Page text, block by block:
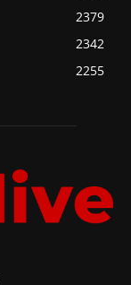
2379
2342
2255